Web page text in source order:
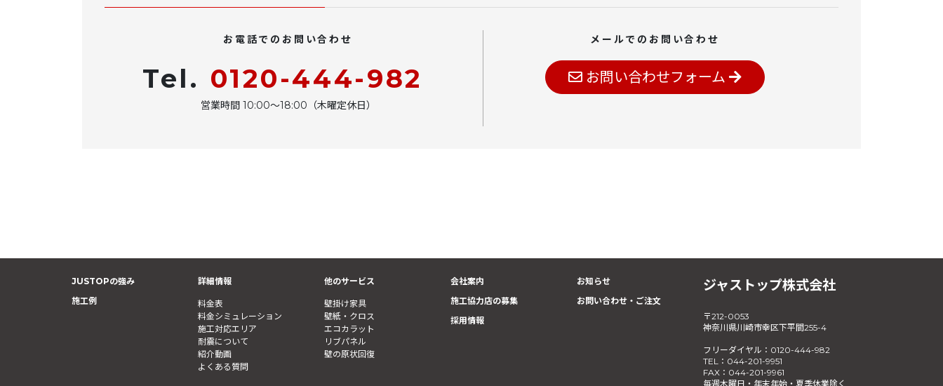
お電話でのお問い合わせ
Tel. 0120-444-982
営業時間 10:00〜18:00（木曜定休日）
メールでのお問い合わせ
お問い合わせフォーム
JUSTOPの強み
施工例
詳細情報
料金表
料金シミュレーション
施工対応エリア
耐震について
紹介動画
よくある質問
他のサービス
壁掛け家具
壁紙・クロス
エコカラット
リブパネル
壁の原状回復
会社案内
施工協力店の募集
採用情報
お知らせ
お問い合わせ・ご注文
ジャストップ株式会社
〒212-0053
神奈川県川崎市幸区下平間255-4
フリーダイヤル：0120-444-982
TEL：044-201-9951
FAX：044-201-9961
毎週木曜日・年末年始・夏季休業除く